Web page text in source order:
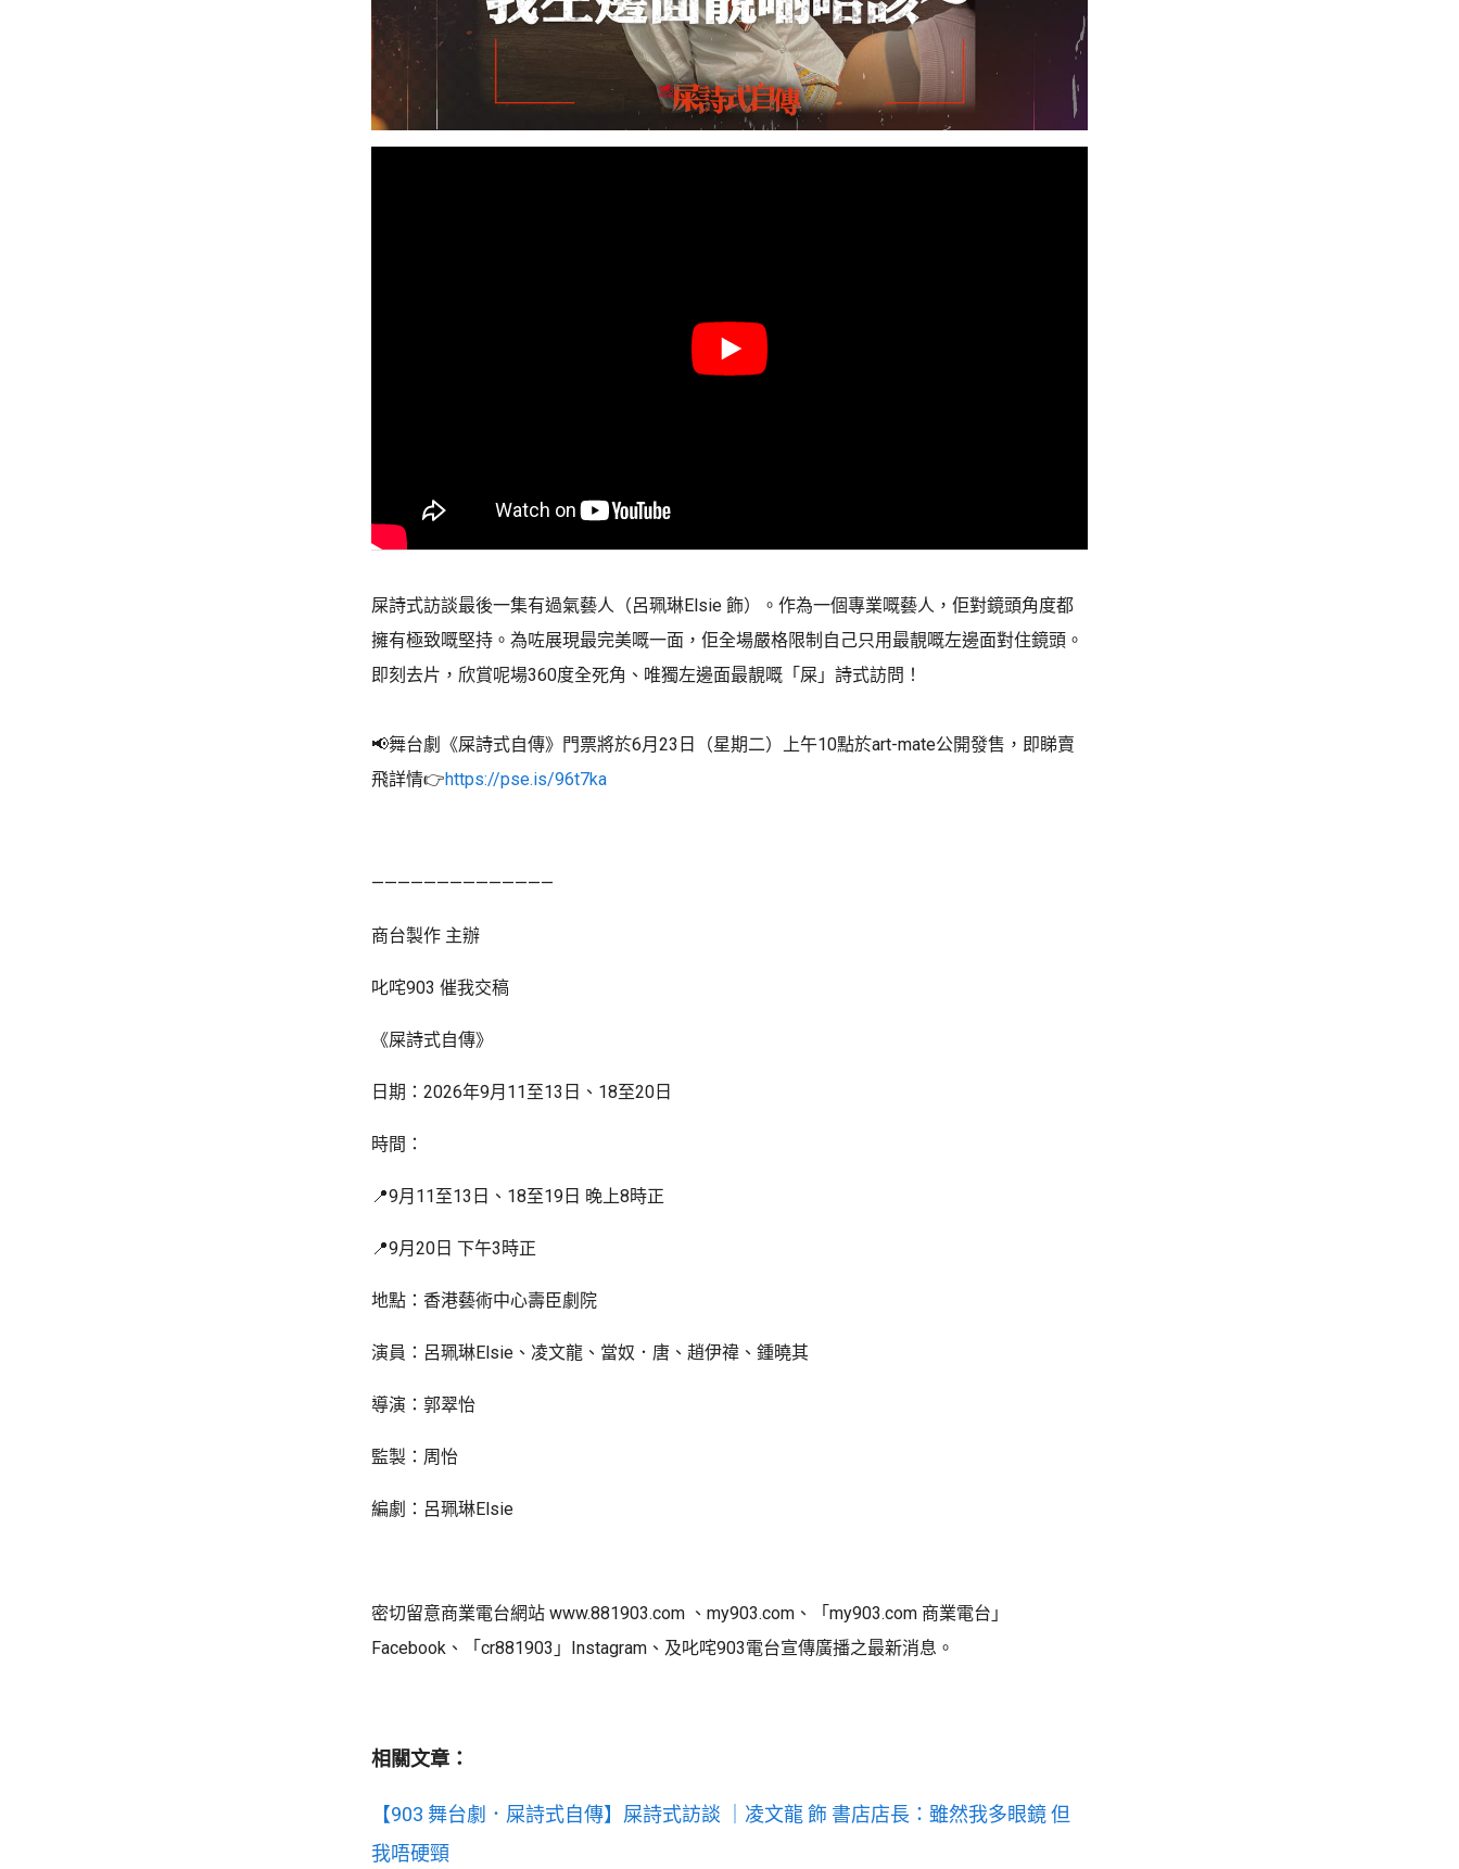
屎詩式訪談最後一集有過氣藝人（呂珮琳Elsie 飾）。作為一個專業嘅藝人，佢對鏡頭角度都
擁有極致嘅堅持。為咗展現最完美嘅一面，佢全場嚴格限制自己只用最靚嘅左邊面對住鏡頭。
即刻去片，欣賞呢場360度全死角、唯獨左邊面最靚嘅「屎」詩式訪問！
📢舞台劇《屎詩式自傳》門票將於6月23日（星期二）上午10點於art-mate公開發售，即睇賣
飛詳情👉https://pse.is/96t7ka
——————————————
商台製作 主辦
叱咤903 催我交稿
《屎詩式自傳》
日期：2026年9月11至13日、18至20日
時間：
📍9月11至13日、18至19日 晚上8時正
📍9月20日 下午3時正
地點：香港藝術中心壽臣劇院
演員：呂珮琳Elsie、凌文龍、當奴．唐、趙伊禕、鍾曉其
導演：郭翠怡
監製：周怡
編劇：呂珮琳Elsie
密切留意商業電台網站 www.881903.com 、my903.com、「my903.com 商業電台」
Facebook、「cr881903」Instagram、及叱咤903電台宣傳廣播之最新消息。
相關文章：
【903 舞台劇．屎詩式自傳】屎詩式訪談 ｜凌文龍 飾 書店店長：雖然我多眼鏡 但
我唔硬頸